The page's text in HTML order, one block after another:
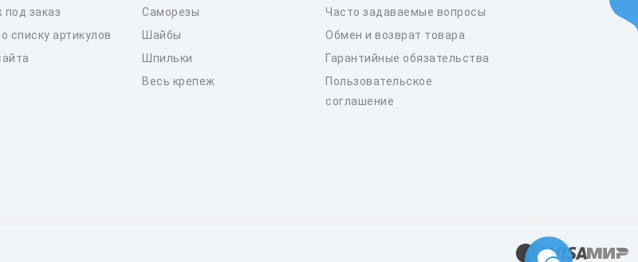
заказ
списку артикулов
Саморезы
Шайбы
Шпильки
Весь крепеж
Часто задаваемые вопросы
Обмен и возврат товара
Гарантийные обязательства
Пользовательское
соглашение